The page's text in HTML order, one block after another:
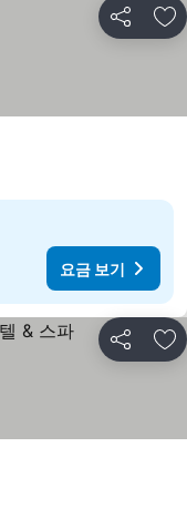
공유 즐
요금 보기
공유 즐